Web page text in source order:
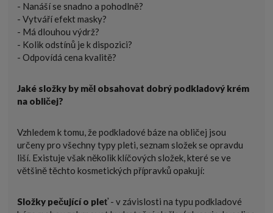
- Nanáší se snadno a pohodlně?
- Vytváří efekt masky?
- Má dlouhou výdrž?
- Kolik odstínů je k dispozici?
- Odpovídá cena kvalitě?
Jaké složky by měl obsahovat dobrý podkladový krém
na obličej?
Vzhledem k tomu, že podkladové báze na obličej jsou
určeny pro všechny typy pleti, seznam složek se opravdu
liší. Existuje však několik klíčových složek, které se ve
většině těchto kosmetických přípravků opakují:
Složky pečující o pleť - v závislosti na typu podkladové